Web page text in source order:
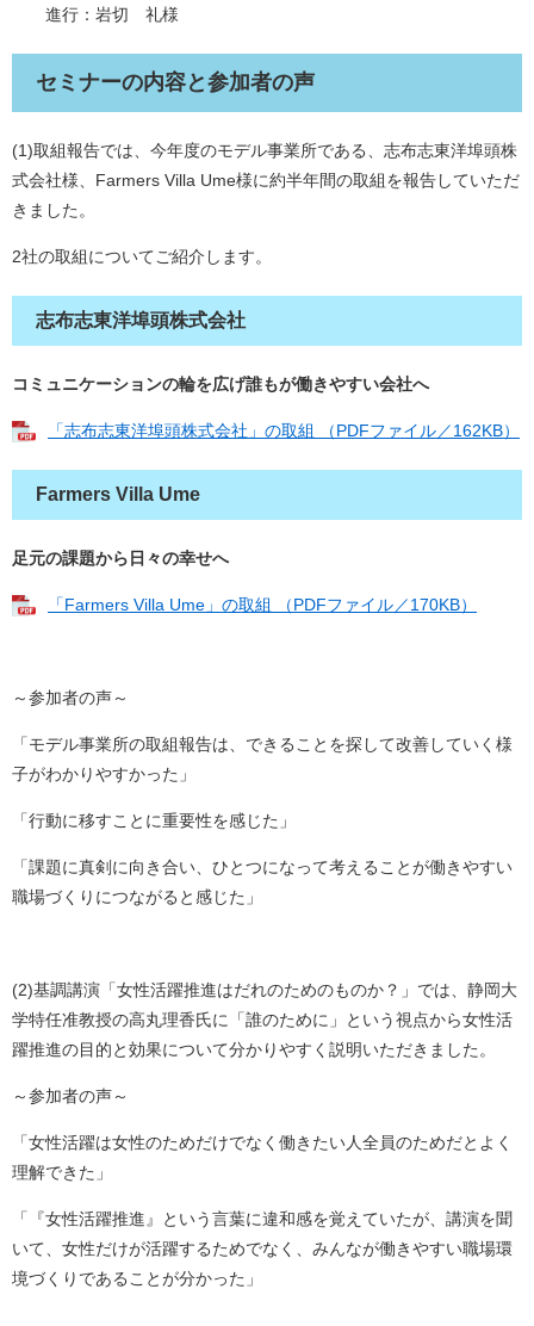
進行：岩切 礼様
セミナーの内容と参加者の声
(1)取組報告では、今年度のモデル事業所である、志布志東洋埠頭株
式会社様、Farmers Villa Ume様に約半年間の取組を報告していただ
きました。
2社の取組についてご紹介します。
志布志東洋埠頭株式会社
コミュニケーションの輪を広げ誰もが働きやすい会社へ
「志布志東洋埠頭株式会社」の取組 （PDFファイル／162KB）
Farmers Villa Ume
足元の課題から日々の幸せへ
「Farmers Villa Ume」の取組 （PDFファイル／170KB）
～参加者の声～
「モデル事業所の取組報告は、できることを探して改善していく様
子がわかりやすかった」​
「行動に移すことに重要性を感じた」
「課題に真剣に向き合い、ひとつになって考えることが働きやすい
職場づくりにつながると感じた」
(2)基調講演「女性活躍推進はだれのためのものか？」では、静岡大
学特任准教授の高丸理香氏に「誰のために」という視点から女性活
躍推進の目的と効果について分かりやすく説明いただきました。
～参加者の声～
「女性活躍は女性のためだけでなく働きたい人全員のためだとよく
理解できた」
「『女性活躍推進』という言葉に違和感を覚えていたが、講演を聞
いて、女性だけが活躍するためでなく、みんなが働きやすい職場環
境づくりであることが分かった」